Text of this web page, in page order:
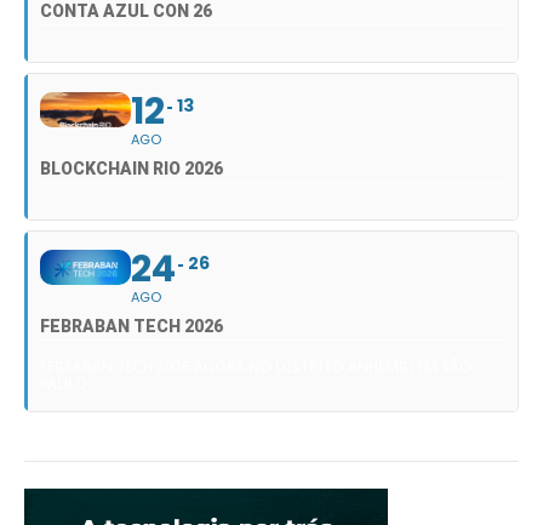
CONTA AZUL CON 26
12
AGO
13
BLOCKCHAIN RIO 2026
24
AGO
26
FEBRABAN TECH 2026